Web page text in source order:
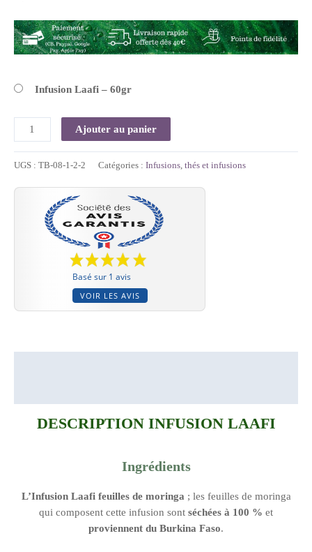
Infusion Laafi – 60gr
Ajouter au panier
UGS : TB-08-1-2-2 Catégories : Infusions thés et infusions
Basé sur 1 avis
VOIR LES AVIS
DESCRIPTION INFUSION LAAFI
Ingrédients
L’Infusion Laafi feuilles de moringa ; les feuilles de moringa
qui composent cette infusion sont séchées à 100 % et
proviennent du Burkina Faso.